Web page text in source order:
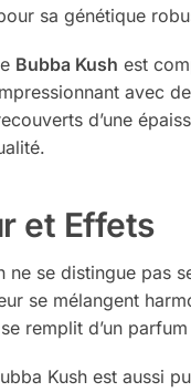
sa génétique
Bubba Kush est
avec
d’une
et Effets
ne se distingue pas
se mélangent
se remplit d’un
Kush est aussi